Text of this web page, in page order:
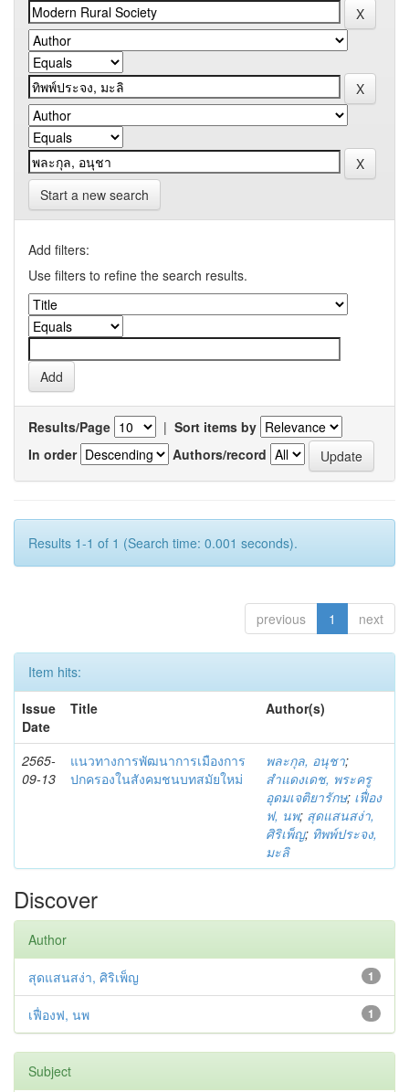
Start a new search
Add filters:
Use filters to refine the search results.
Results/Page | Sort items by
In order
Authors/record
Results 1-1 of 1 (Search time: 0.001 seconds).
previous 1 next
Item hits:
Issue
Date
Title Author(s)
2565-
09-13
แนวทางการพัฒนาการเมืองการ
ปกครองในสังคมชนบทสมัยใหม่
พละกุล, อนุชา;
สำแดงเดช, พระครู
อุดมเจติยารักษ; เฟื่อง
ฟ, นพ; สุดแสนสง่า,
ศิริเพ็ญ; ทิพพ์ประจง,
มะลิ
Discover
Author
1
สุดแสนสง่า, ศิริเพ็ญ
1
เฟื่องฟ, นพ
Subject